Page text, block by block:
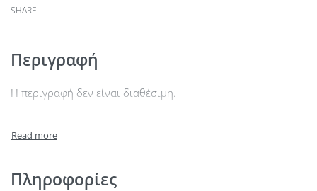
SHARE
Περιγραφή
Η περιγραφή δεν είναι διαθέσιμη.
Πληροφορίες